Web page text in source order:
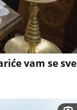
vam se sve